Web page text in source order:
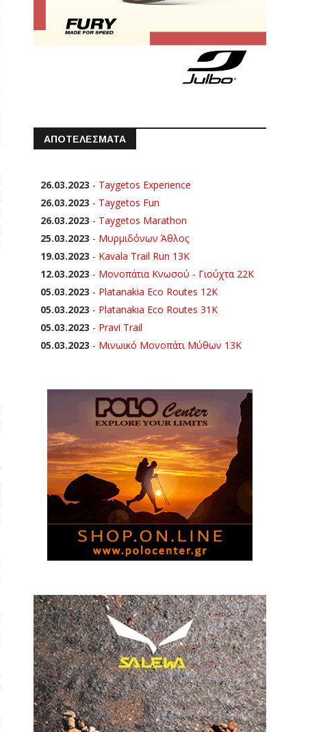
ΑΠΟΤΕΛΕΣΜΑΤΑ
26.03.2023 - Taygetos Experience
26.03.2023 - Taygetos Fun
26.03.2023 - Taygetos Marathon
25.03.2023 - Μυρμιδόνων Άθλος
19.03.2023 - Kavala Trail Run 13K
12.03.2023 - Μονοπάτια Κνωσού - Γιούχτα 22Κ
05.03.2023 - Platanakia Eco Routes 12K
05.03.2023 - Platanakia Eco Routes 31K
05.03.2023 - Pravi Trail
05.03.2023 - Μινωικό Μονοπάτι Μύθων 13Κ